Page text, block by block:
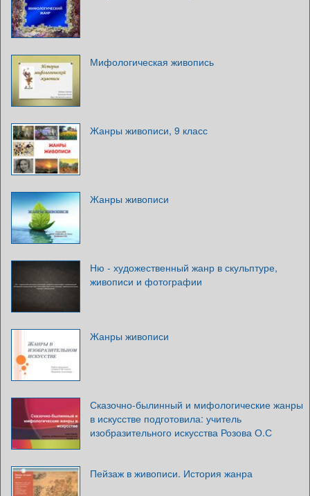
Мифологическая живопись
Жанры живописи, 9 класс
Жанры живописи
Ню - художественный жанр в скульптуре,
живописи и фотографии
Жанры живописи
Сказочно-былинный и мифологические жанры
в искусстве подготовила: учитель
изобразительного искусства Розова О.С
Пейзаж в живописи. История жанра